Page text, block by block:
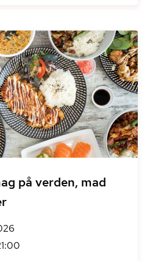
på verden, mad